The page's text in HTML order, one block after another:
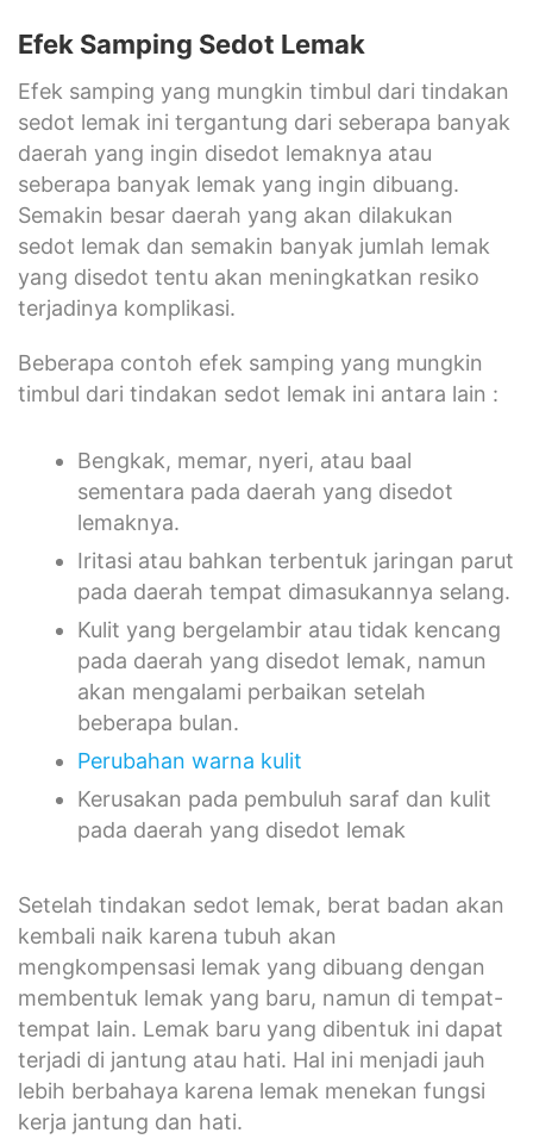
Efek Samping Sedot Lemak
Efek samping yang mungkin timbul dari tindakan
sedot lemak ini tergantung dari seberapa banyak
daerah yang ingin disedot lemaknya atau
seberapa banyak lemak yang ingin dibuang.
Semakin besar daerah yang akan dilakukan
sedot lemak dan semakin banyak jumlah lemak
yang disedot tentu akan meningkatkan resiko
terjadinya komplikasi.
Beberapa contoh efek samping yang mungkin
timbul dari tindakan sedot lemak ini antara lain :
Bengkak, memar, nyeri, atau baal
sementara pada daerah yang disedot
lemaknya.
Iritasi atau bahkan terbentuk jaringan parut
pada daerah tempat dimasukannya selang.
Kulit yang bergelambir atau tidak kencang
pada daerah yang disedot lemak, namun
akan mengalami perbaikan setelah
beberapa bulan.
Perubahan warna kulit
Kerusakan pada pembuluh saraf dan kulit
pada daerah yang disedot lemak
Setelah tindakan sedot lemak, berat badan akan
kembali naik karena tubuh akan
mengkompensasi lemak yang dibuang dengan
membentuk lemak yang baru, namun di tempat-
tempat lain. Lemak baru yang dibentuk ini dapat
terjadi di jantung atau hati. Hal ini menjadi jauh
lebih berbahaya karena lemak menekan fungsi
kerja jantung dan hati.